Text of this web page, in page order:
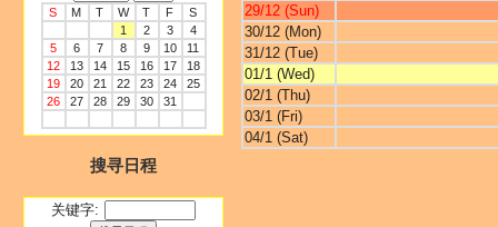
S M T W T F
S
1
2 3
4
5
6 7 8 9 10
11
12
13 14 15 16 17
18
19
20 21 22 23 24
25
26
27 28 29 30 31
搜寻日程
关键字:
29/12 (Sun)
30/12 (Mon)
31/12 (Tue)
01/1 (Wed)
02/1 (Thu)
03/1 (Fri)
04/1 (Sat)